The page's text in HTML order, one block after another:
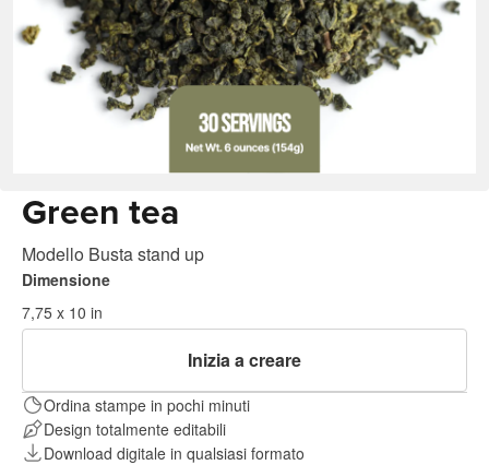
Green tea
Modello Busta stand up
Dimensione
7,75 x 10 in
Inizia a creare
Ordina stampe in pochi minuti
Design totalmente editabili
Download digitale in qualsiasi formato